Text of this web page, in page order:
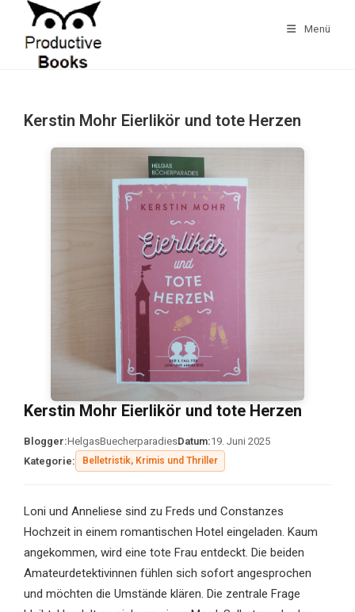
springen
Menü
Kerstin Mohr Eierlikör und tote Herzen
Kerstin Mohr Eierlikör und tote Herzen
Blogger:HelgasBuecherparadiesDatum:19. Juni 2025
Kategorie:
Belletristik, Krimis und Thriller
Loni und Anneliese sind zu Freds und Constanzes
Hochzeit in einem romantischen Hotel eingeladen. Kaum
angekommen, wird eine tote Frau entdeckt. Die beiden
Amateurdetektivinnen fühlen sich sofort angesprochen
und möchten die Umstände klären. Die zentrale Frage